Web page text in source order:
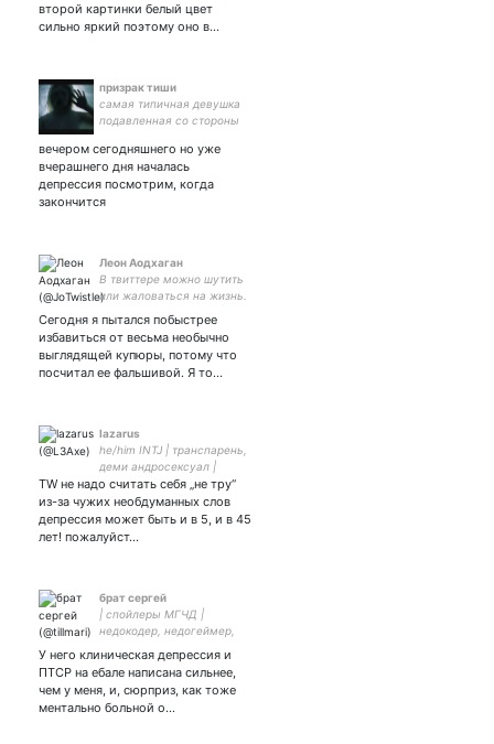
второй картинки белый цвет
сильно яркий поэтому оно в…
призрак тиши
самая типичная девушка
подавленная со стороны
моральной усталостью 🤷‍♀️
darling ➰ эстет
▪️dramione▪️ostentatious
вечером сегодняшнего но уже
вчерашнего дня началась
депрессия посмотрим, когда
закончится
Леон Аодхаган
В твиттере можно шутить
или жаловаться на жизнь.
Сегодня я пытался побыстрее
избавиться от весьма необычно
выглядящей купюры, потому что
посчитал ее фальшивой. Я то…
lazarus
he/him INTJ | транспарень,
деми андросексуал |
интерсек профеминист,
грязный опоссум,
художник
TW не надо считать себя „не тру“
из-за чужих необдуманных слов
депрессия может быть и в 5, и в 45
лет! пожалуйст…
брат сергей
| спойлеры МГЧД |
недокодер, недогеймер,
Russian neurodivergent pan
poly nb | witch | he/them |
social anarchist & antifa |
У него клиническая депрессия и
ПТСР на ебале написана сильнее,
чем у меня, и, сюрприз, как тоже
ментально больной о…